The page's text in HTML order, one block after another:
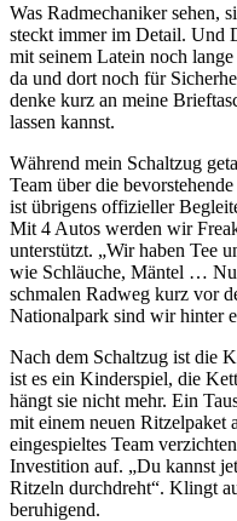
Was Radmechaniker sehen,
steckt immer im Detail. Und
mit seinem Latein noch
da und dort noch für
denke kurz an meine
lassen kannst.
Während mein Schaltzug
Team über die
ist übrigens offizieller
Mit 4 Autos werden wir
unterstützt. „Wir haben Tee
wie Schläuche, Mäntel …
schmalen Radweg kurz vor
Nationalpark sind wir hinter
Nach dem Schaltzug ist die
ist es ein Kinderspiel, die
hängt sie nicht mehr. Ein
mit einem neuen Ritzelpaket
eingespieltes Team
Investition auf. „Du kannst
Ritzeln durchdreht“. Klingt
beruhigend.